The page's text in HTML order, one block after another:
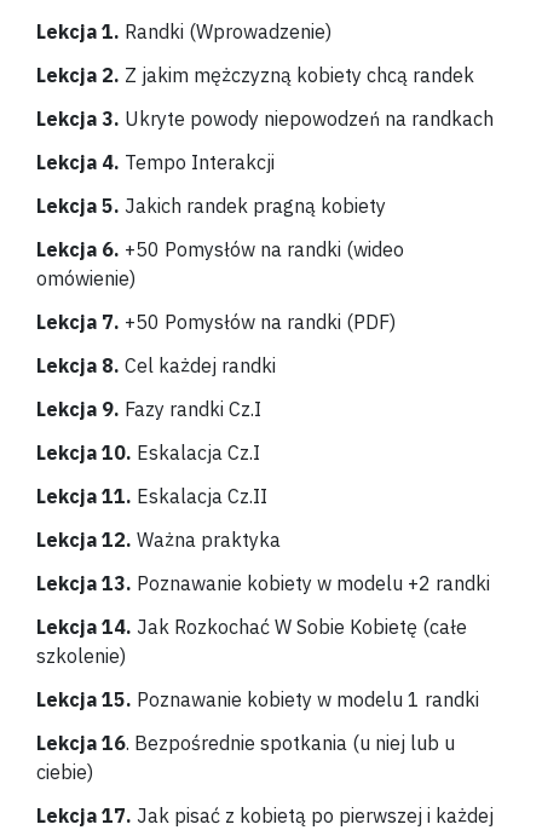
Lekcja 1. Randki (Wprowadzenie)
Lekcja 2. Z jakim mężczyzną kobiety chcą randek
Lekcja 3. Ukryte powody niepowodzeń na randkach
Lekcja 4. Tempo Interakcji
Lekcja 5. Jakich randek pragną kobiety
Lekcja 6. +50 Pomysłów na randki (wideo
omówienie)
Lekcja 7. +50 Pomysłów na randki (PDF)
Lekcja 8. Cel każdej randki
Lekcja 9. Fazy randki Cz.I
Lekcja 10. Eskalacja Cz.I
Lekcja 11. Eskalacja Cz.II
Lekcja 12. Ważna praktyka
Lekcja 13. Poznawanie kobiety w modelu +2 randki
Lekcja 14. Jak Rozkochać W Sobie Kobietę (całe
szkolenie)
Lekcja 15. Poznawanie kobiety w modelu 1 randki
Lekcja 16. Bezpośrednie spotkania (u niej lub u
ciebie)
Lekcja 17. Jak pisać z kobietą po pierwszej i każdej